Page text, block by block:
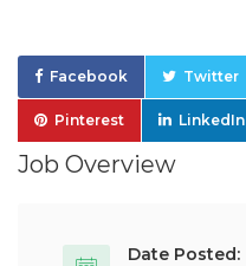
Facebook Twitter
Pinterest LinkedIn
Job Overview
Date Posted: